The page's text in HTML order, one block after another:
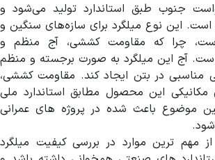
جنوب طبق استاندارد تولید می‌شود و
اغلب از نوع گرید A3 است. این نوع میلگرد برای سازه‌های سنگین و
چرا که مقاومت کششی، آج منظم و
است. آج این میلگرد به صورت برجسته و منظم
مناسبی در بتن ایجاد کند. مقاومت کششی،
این محصول مطابق استاندارد ملی
موضوع باعث شده در پروژه های عمرانی
شود.
مهم ترین موارد در بررسی کیفیت میلگرد